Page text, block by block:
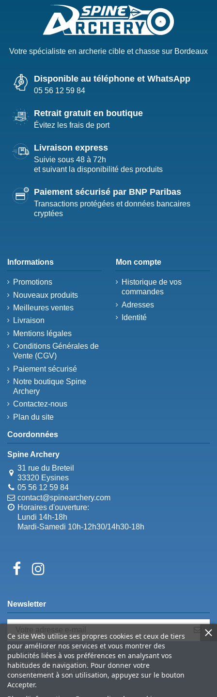
Votre spécialiste en archerie cible et chasse sur Bordeaux
Disponible au téléphone et WhatsApp
05 56 12 59 84
Retrait gratuit en boutique
Évitez les frais de port
Livraison express
Suivie sous 48 à 72h
et suivant la disponibilité des produits
Paiement sécurisé par BNP Paribas
Transactions protégées et données bancaires
cryptées
Informations
Promotions
Nouveaux produits
Meilleures ventes
Livraison
Mentions légales
Conditions Générales de
Vente (CGV)
Paiement sécurisé
Notre boutique Spine
Archery
Contactez-nous
Plan du site
Mon compte
Historique de vos
commandes
Adresses
Identité
Coordonnées
Spine Archery
31 rue du Breteil
33320 Eysines
05 56 12 59 84
contact@spinearchery.com
Horaires d'ouverture:
Lundi 14h-18h
Mardi-Samedi 10h-12h30/14h30-18h
Ce site Web utilise ses propres cookies et ceux de tiers
pour améliorer nos services et vous montrer des
publicités liées à vos préférences en analysant vos
habitudes de navigation. Pour donner votre
consentement à son utilisation, appuyez sur le bouton
Accepter.
Newsletter
Vous pouvez vous désinscrire à tout
moment. Vous trouverez pour cela nos
informations de contact dans les
conditions d'utilisation du site.